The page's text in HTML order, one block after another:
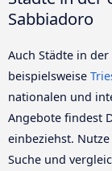
Sabbiadoro
Auch Städte in
beispielsweise
nationalen und
Angebote findest
einbeziehst.
Suche und